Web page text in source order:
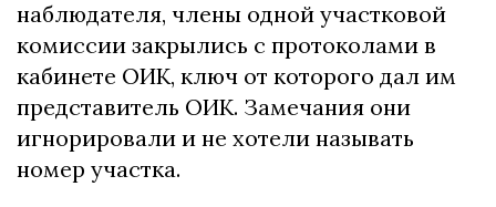
наблюдателя, члены одной участковой
комиссии закрылись с протоколами в
кабинете ОИК, ключ от которого дал им
представитель ОИК. Замечания они
игнорировали и не хотели называть
номер участка.